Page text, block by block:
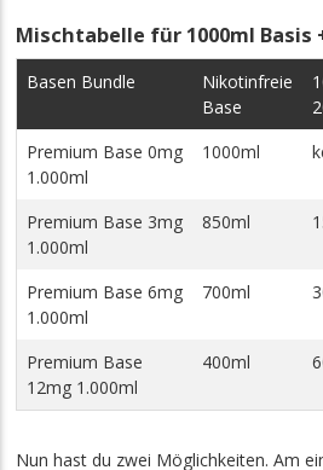
Mischtabelle für 1000ml
Basen Bundle
Nikotinfreie
Base
Premium Base 0mg
1.000ml
1000ml
Premium Base 3mg
1.000ml
850ml
Premium Base 6mg
1.000ml
700ml
Premium Base
12mg 1.000ml
400ml
Nun hast du zwei Möglichkeiten. Am